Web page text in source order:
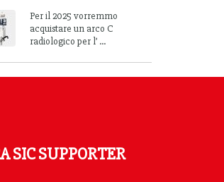
Per il 2025 vorremmo
acquistare un arco C
radiologico per l’ ...
SIC SUPPORTER